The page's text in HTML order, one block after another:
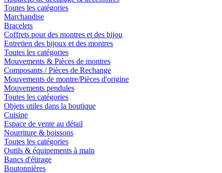
Toutes les catégories
Marchandise
Bracelets
Coffrets pour des montres et des bijou
Entretien des bijoux et des montres
Toutes les catégories
Mouvements & Pièces de montres
Composants / Pièces de Rechange
Mouvements de montre/Pièces d'origine
Mouvements pendules
Toutes les catégories
Objets utiles dans la boutique
Cuisine
Espace de vente au détail
Nourriture & boissons
Toutes les catégories
Outils & équipements à main
Bancs d'étirage
Boutonnières